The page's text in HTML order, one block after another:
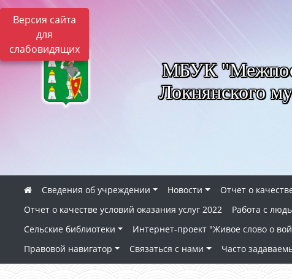
Версия сайта
для
слабовидящих
МБУК
Локнянского
Сведения об учреждении Новости
Отчет о
Отчет о качестве условий оказания услуг 2022
Работа с
Сельские библиотеки
Интернет-проект "Живое слово о
Правовой навигатор
Связаться с нами Часто